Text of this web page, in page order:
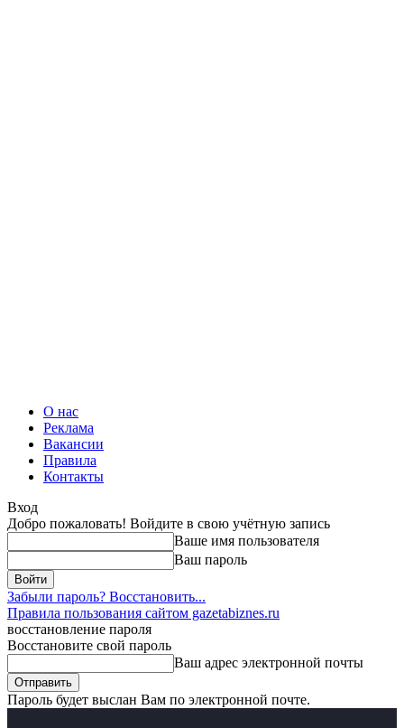
О нас
Реклама
Вакансии
Правила
Контакты
Вход
Добро пожаловать! Войдите в свою учётную запись
Ваше имя пользователя
Ваш пароль
Забыли пароль? Восстановить...
Правила пользования сайтом gazetabiznes.ru
восстановление пароля
Восстановите свой пароль
Ваш адрес электронной почты
Пароль будет выслан Вам по электронной почте.